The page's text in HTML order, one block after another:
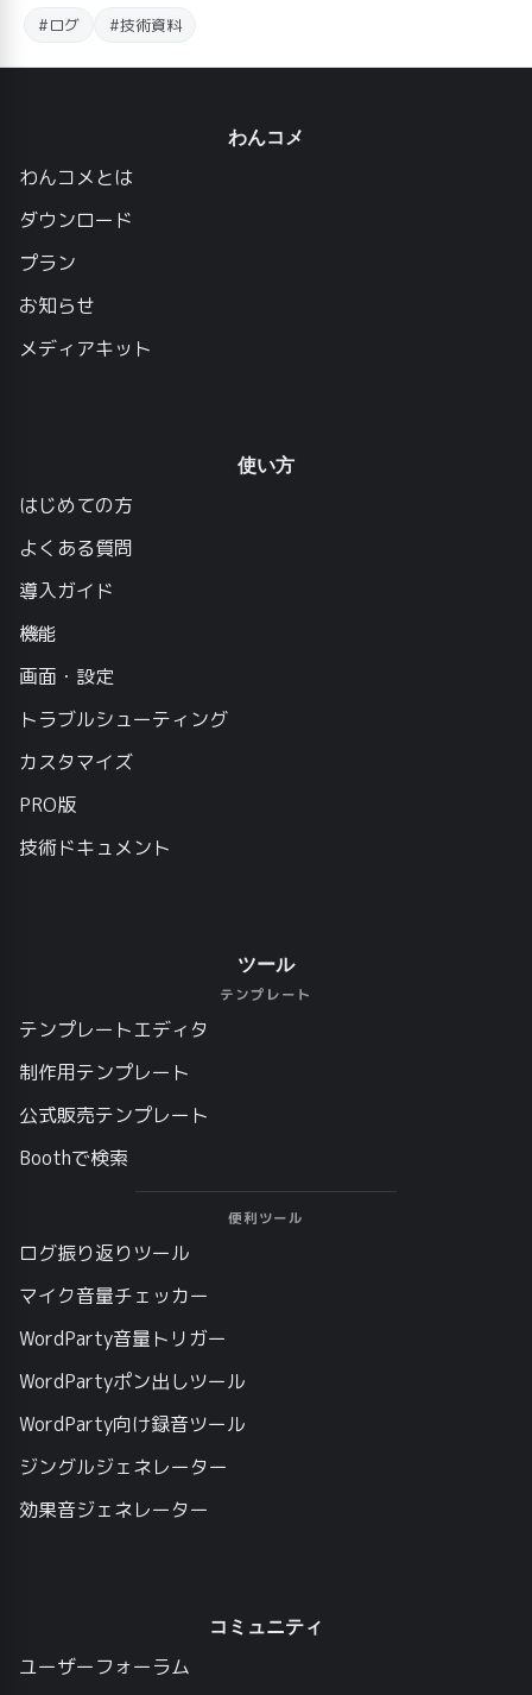
#ログ #技術資料
わんコメ
わんコメとは
ダウンロード
プラン
お知らせ
メディアキット
使い方
はじめての方
よくある質問
導入ガイド
機能
画面・設定
トラブルシューティング
カスタマイズ
PRO版
技術ドキュメント
ツール
テンプレート
テンプレートエディタ
制作用テンプレート
公式販売テンプレート
Boothで検索
便利ツール
ログ振り返りツール
マイク音量チェッカー
WordParty音量トリガー
WordPartyポン出しツール
WordParty向け録音ツール
ジングルジェネレーター
効果音ジェネレーター
コミュニティ
ユーザーフォーラム